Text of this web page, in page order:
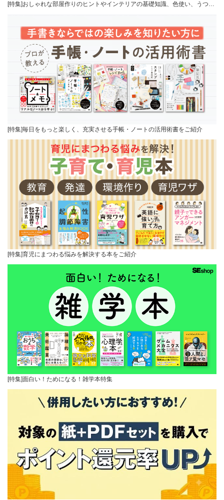
[特集]おしゃれな部屋作りのヒントやインテリアの基礎知識、色使い、うつ…
[特集]毎日をもっと楽しく、充実させる手帳・ノートの活用術書をご紹介
[特集]育児にまつわる悩みを解決する本をご紹介
[特集]面白い！ためになる！雑学本特集